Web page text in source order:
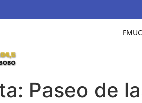
FMUC
Paseo de